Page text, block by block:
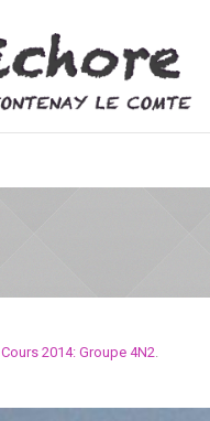
Cours 2014: Groupe 4N2.